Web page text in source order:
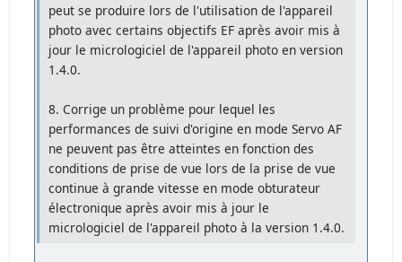
peut se produire lors de l'utilisation de l'appareil
photo avec certains objectifs EF après avoir mis à
jour le micrologiciel de l'appareil photo en version
1.4.0.
8. Corrige un problème pour lequel les
performances de suivi d'origine en mode Servo AF
ne peuvent pas être atteintes en fonction des
conditions de prise de vue lors de la prise de vue
continue à grande vitesse en mode obturateur
électronique après avoir mis à jour le
micrologiciel de l'appareil photo à la version 1.4.0.